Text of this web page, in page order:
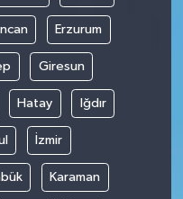
Erzurum
Giresun
Hatay Iğdır
İzmir
Karaman